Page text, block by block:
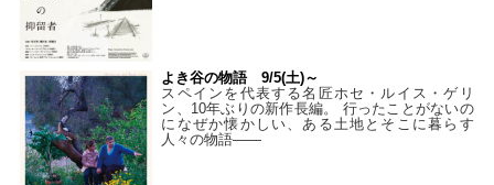
よき谷の物語 9/5(土)～
スペインを代表する名匠ホセ・ルイス・ゲリ
ン、10年ぶりの新作長編。 行ったことがないの
になぜか懐かしい、ある土地とそこに暮らす
人々の物語――